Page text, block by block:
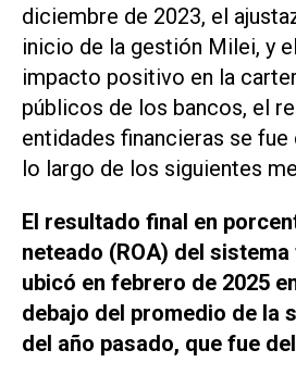
diciembre de 2023, el
inicio de la gestión Milei, y
impacto positivo en la
públicos de los bancos, el
entidades financieras se
lo largo de los siguientes
El resultado final en
neteado (ROA) del
ubicó en febrero de 2025
debajo del promedio de la
del año pasado, que fue del